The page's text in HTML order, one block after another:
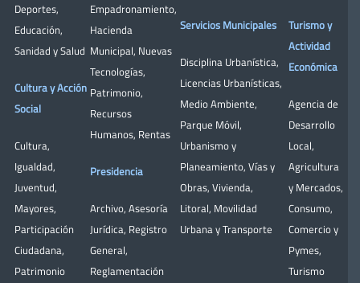
Deportes,
Educación,
Sanidad y Salud
Cultura y Acción
Social
Cultura,
Igualdad,
Juventud,
Mayores,
Participación
Ciudadana,
Patrimonio
Empadronamiento,
Hacienda
Municipal, Nuevas
Tecnologías,
Patrimonio,
Recursos
Humanos, Rentas
Presidencia
Archivo, Asesoría
Jurídica, Registro
General,
Reglamentación
Servicios Municipales
Disciplina Urbanística,
Licencias Urbanísticas,
Medio Ambiente,
Parque Móvil,
Urbanismo y
Planeamiento, Vías y
Obras, Vivienda,
Litoral, Movilidad
Urbana y Transporte
Turismo y
Actividad
Económica
Agencia de
Desarrollo
Local,
Agricultura
y Mercados,
Consumo,
Comercio y
Pymes,
Turismo